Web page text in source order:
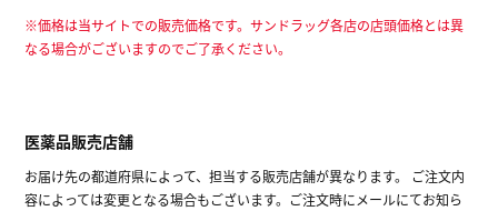
※価格は当サイトでの販売価格です。サンドラッグ各店の店頭価格とは異
なる場合がございますのでご了承ください。
医薬品販売店舗
お届け先の都道府県によって、担当する販売店舗が異なります。 ご注文内
容によっては変更となる場合もございます。ご注文時にメールにてお知ら